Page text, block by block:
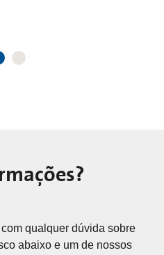
qualquer dúvida sobre
abaixo e um de nossos